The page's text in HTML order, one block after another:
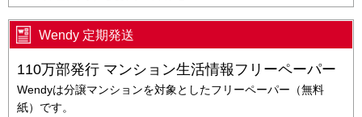
Wendy 定期発送
110万部発行 マンション生活情報フリーペーパー
Wendyは分譲マンションを対象としたフリーペーパー（無料
紙）です。